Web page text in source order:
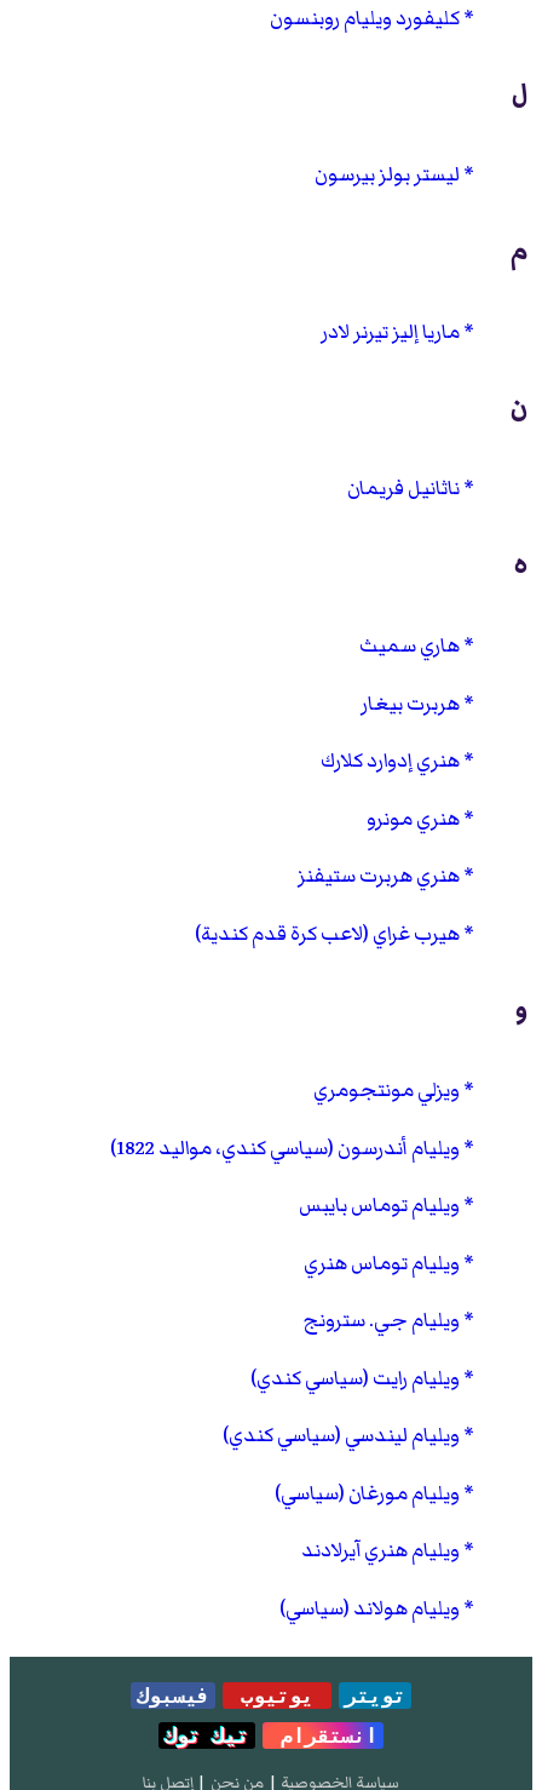
كليفورد ويليام روبنسون
ل
ليستر بولز بيرسون
م
ماريا إليز تيرنر لادر
ن
ناثانيل فريمان
ه
هاري سميث
هربرت بيغار
هنري إدوارد كلارك
هنري مونرو
هنري هربرت ستيفنز
هيرب غراي (لاعب كرة قدم كندية)
و
ويزلي مونتجومري
ويليام أندرسون (سياسي كندي، مواليد 1822)
ويليام توماس بايبس
ويليام توماس هنري
ويليام جي. سترونج
ويليام رايت (سياسي كندي)
ويليام ليندسي (سياسي كندي)
ويليام مورغان (سياسي)
ويليام هنري آيرلادند
ويليام هولاند (سياسي)
تويتر يوتيوب
فيسبوك
انستقرام
تيك توك
سياسة الخصوصية | من نحن | إتصل بنا